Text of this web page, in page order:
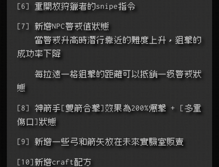
[6] 重開放狩獵者的snipe指令
[7] 新增NPC警戒值狀態
成功率下降
態
[8] 神箭手[雙箭合擊]效果為200%爆擊 + [多重
傷口]狀態
[9] 新增一些弓和箭矢放在未來實驗室販賣
[10]新增craft配方